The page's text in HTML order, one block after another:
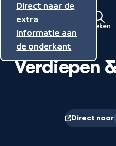
Direct naar de
inhoud
Direct naar de
hoofdnavigatie
Direct naar de
extra
informatie aan
de onderkant
Menu
Naar
de
beginpagina
van
Zoeken
Verdiepen
Direct naar